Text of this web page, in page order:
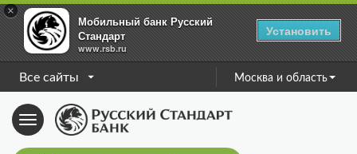
×
Мобильный банк Русский
Стандарт
www.rsb.ru
Установить
Все сайты Москва и область
Toggle
navigation